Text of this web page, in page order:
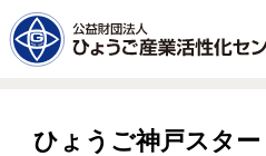
ひょうご神戸スタ